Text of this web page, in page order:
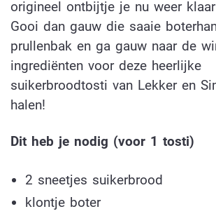
origineel ontbijtje je nu weer
Gooi dan gauw die saaie
prullenbak en ga gauw naar de
ingrediënten voor deze heerlijke
suikerbroodtosti van Lekker en
halen!
Dit heb je nodig (voor 1 tosti)
2 sneetjes suikerbrood
klontje boter